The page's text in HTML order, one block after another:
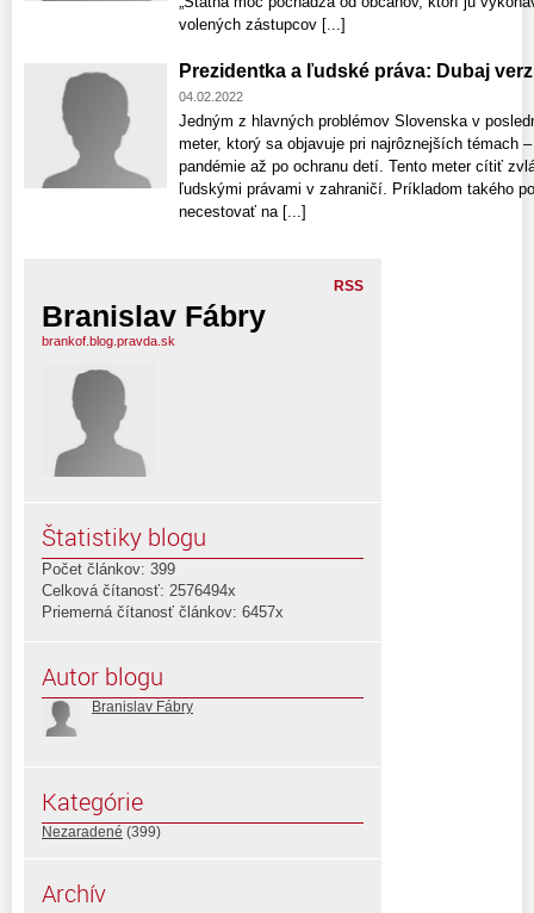
volených zástupcov [...]
Prezidentka a ľudské práva: Dubaj
04.02.2022
Jedným z hlavných problémov Slovenska v
meter, ktorý sa objavuje pri najrôznejších témach
pandémie až po ochranu detí. Tento meter cítiť
ľudskými právami v zahraničí. Príkladom takého
necestovať na [...]
RSS
Branislav Fábry
brankof.blog.pravda.sk
Štatistiky blogu
Počet článkov: 399
Celková čítanosť: 2576494x
Priemerná čítanosť článkov: 6457x
Autor blogu
Branislav Fábry
Kategórie
Nezaradené (399)
Archív